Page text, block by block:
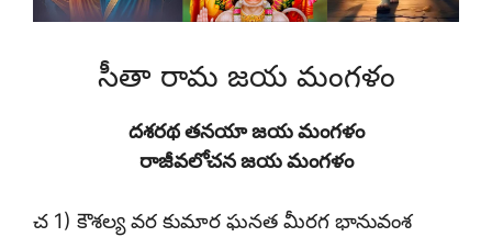
సీతా రామ జయ మంగళం
దశరథ తనయా జయ మంగళం
రాజీవలోచన జయ మంగళం
చ 1) కౌశల్య వర కుమార ఘనత మీరగ భానువంశ